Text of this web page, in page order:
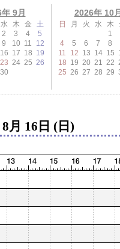
9月
水 木 金
土
2 3 4
5
9 10 11
12
16 17 18 19
23 24 25 26
30
2026年 10
日 月 火 水 木
1
4
5 6 7
8
11
12 13 14 15
18 19 20 21 22
25 26 27 28 29
月 16日 (日)